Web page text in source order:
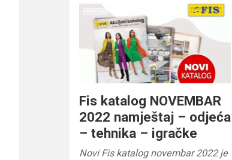
Fis katalog NOVEMBAR
2022 namještaj – odjeća
– tehnika – igračke
Novi Fis katalog novembar 2022 je